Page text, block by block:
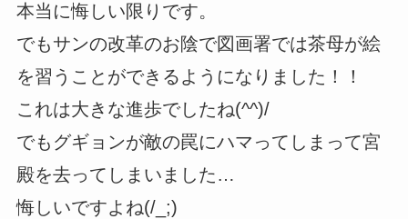
本当に悔しい限りです。
でもサンの改革のお陰で図画署では茶母が絵
を習うことができるようになりました！！
これは大きな進歩でしたね(^^)/
でもグギョンが敵の罠にハマってしまって宮
殿を去ってしまいました…
悔しいですよね(/_;)